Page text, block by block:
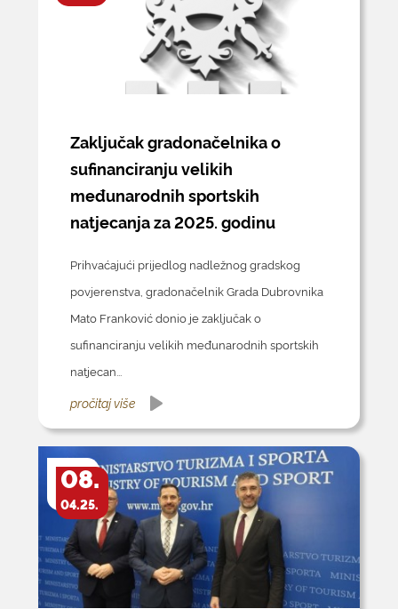
KONTAKTI
Zaključak gradonačelnika o
sufinanciranju velikih
međunarodnih sportskih
natjecanja za 2025. godinu
Prihvaćajući prijedlog nadležnog gradskog
povjerenstva, gradonačelnik Grada Dubrovnika
Mato Franković donio je zaključak o
sufinanciranju velikih međunarodnih sportskih
natjecan...
pročitaj više
08.
04.25.